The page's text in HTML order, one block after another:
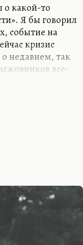
о какой-то
Я бы говорил
событие на
кризис
недавнем, так
все-
делать кино,
такое
десятилетия
При этом